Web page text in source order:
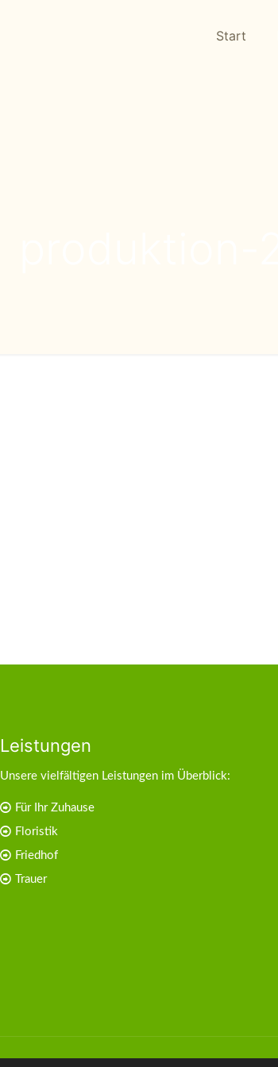
Start
Leistungen
Unsere vielfältigen Leistungen im Überblick:
Für Ihr Zuhause
Floristik
Friedhof
Trauer